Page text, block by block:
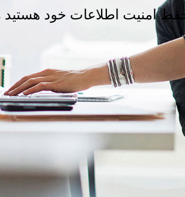
امنیت اطلاعات خود هستید